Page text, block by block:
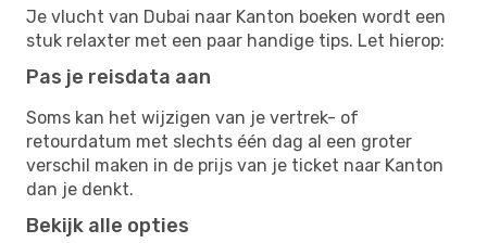
Je vlucht van Dubai naar Kanton boeken wordt een
stuk relaxter met een paar handige tips. Let hierop:
Pas je reisdata aan
Soms kan het wijzigen van je vertrek- of
retourdatum met slechts één dag al een groter
verschil maken in de prijs van je ticket naar Kanton
dan je denkt.
Bekijk alle opties